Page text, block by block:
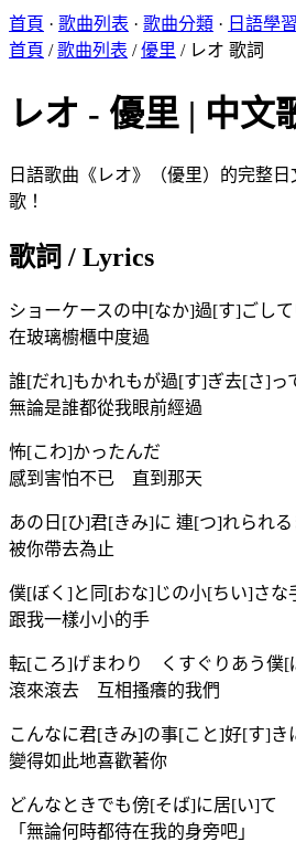
首頁 · 歌曲列表 · 歌曲分類 · 日語學
首頁 /歌曲列表 /優里 / レオ 歌詞
レオ - 優里 | 中文
日語歌曲《レオ》（優里）的完整
歌！
歌詞 / Lyrics
ショーケースの中[なか]過[す]ごし
在玻璃櫥櫃中度過
誰[だれ]もかれもが過[す]ぎ去[さ]っ
無論是誰都從我眼前經過
怖[こわ]かったんだ
感到害怕不已 直到那天
あの日[ひ]君[きみ]に 連[つ]れられる
被你帶去為止
僕[ぼく]と同[おな]じの小[ちい]さな
跟我一樣小小的手
転[ころ]げまわり くすぐりあう僕[
滾來滾去 互相搔癢的我們
こんなに君[きみ]の事[こと]好[す]き
變得如此地喜歡著你
どんなときでも傍[そば]に居[い]て
「無論何時都待在我的身旁吧」